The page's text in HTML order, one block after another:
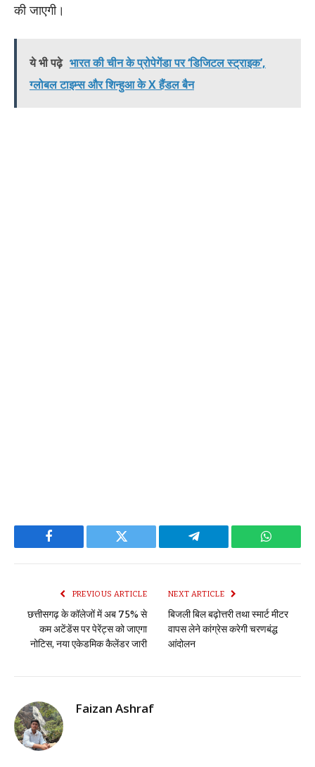
की जाएगी।
ये भी पढ़े भारत की चीन के प्रोपेगेंडा पर ‘डिजिटल स्ट्राइक’,
ग्लोबल टाइम्स और शिन्हुआ के X हैंडल बैन
Facebook Twitter Telegram
PREVIOUS ARTICLE
छत्तीसगढ़ के कॉलेजों में अब 75% से
कम अटेंडेंस पर पेरेंट्स को जाएगा
नोटिस, नया एकेडमिक कैलेंडर जारी
NEXT ARTICLE
बिजली बिल बढ़ोत्तरी तथा स्मार्ट मीटर
वापस लेने कांग्रेस करेगी चरणबंद्ध
आंदोलन
Faizan Ashraf